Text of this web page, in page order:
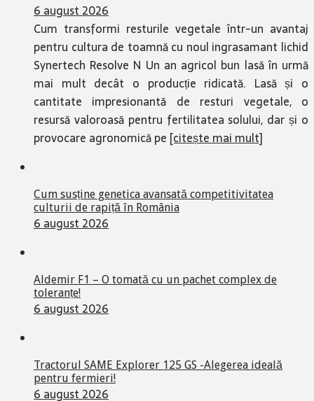
6 august 2026
Cum transformi resturile vegetale într-un avantaj
pentru cultura de toamnă cu noul ingrasamant lichid
Synertech Resolve N Un an agricol bun lasă în urmă
mai mult decât o producție ridicată. Lasă și o
cantitate impresionantă de resturi vegetale, o
resursă valoroasă pentru fertilitatea solului, dar și o
provocare agronomică pe [citește mai mult]
Cum susține genetica avansată competitivitatea
culturii de rapiță în România
6 august 2026
Aldemir F1 – O tomată cu un pachet complex de
toleranțe!
6 august 2026
Tractorul SAME Explorer 125 GS -Alegerea ideală
pentru fermieri!
6 august 2026